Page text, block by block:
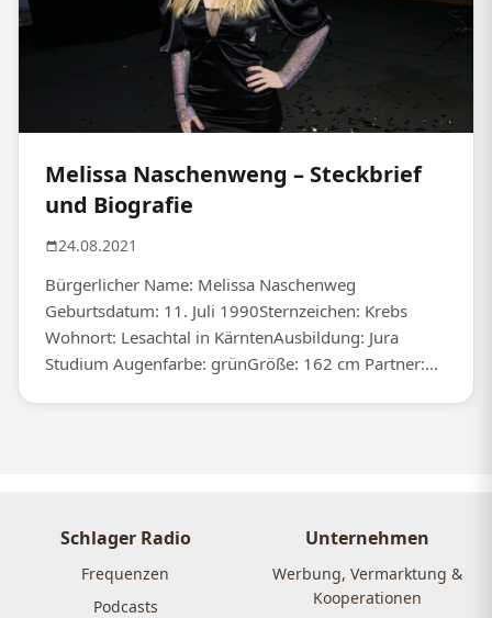
Melissa Naschenweng – Steckbrief
und Biografie
24.08.2021
Bürgerlicher Name: Melissa Naschenweg
Geburtsdatum: 11. Juli 1990Sternzeichen: Krebs
Wohnort: Lesachtal in KärntenAusbildung: Jura
Studium Augenfarbe: grünGröße: 162 cm Partner:...
Schlager Radio
Frequenzen
Podcasts
Unternehmen
Werbung, Vermarktung &
Kooperationen